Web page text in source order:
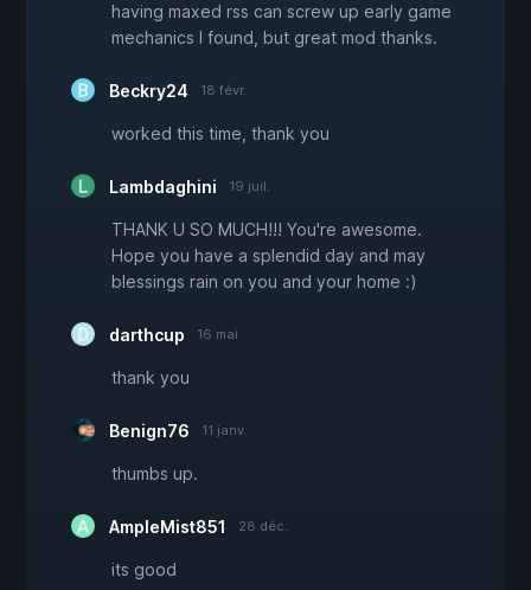
having maxed rss can screw up early game
mechanics I found, but great mod thanks.
Beckry24 18 févr.
worked this time, thank you
Lambdaghini 19 juil.
THANK U SO MUCH!!! You're awesome.
Hope you have a splendid day and may
blessings rain on you and your home :)
darthcup 16 mai
thank you
Benign76 11 janv.
thumbs up.
AmpleMist851 28 déc.
its good